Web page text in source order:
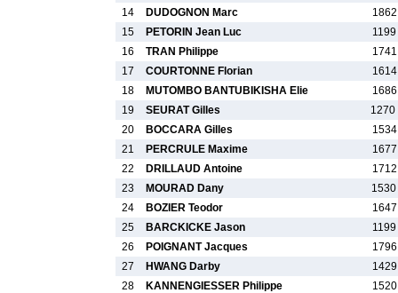
14
DUDOGNON Marc
15
PETORIN Jean Luc
16
TRAN Philippe
17
COURTONNE Florian
18
MUTOMBO BANTUBIKISHA Elie
19
SEURAT Gilles
1270
20
BOCCARA Gilles
21
PERCRULE Maxime
22
DRILLAUD Antoine
23
MOURAD Dany
1530
24
BOZIER Teodor
25
BARCKICKE Jason
26
POIGNANT Jacques
27
HWANG Darby
28
KANNENGIESSER Philippe